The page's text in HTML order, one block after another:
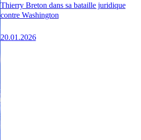
Thierry Breton dans sa bataille juridique
contre Washington
20.01.2026